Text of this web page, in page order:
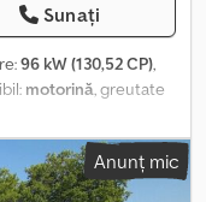
Sunați
96 kW (130,52 CP),
motorină, greutate
spațiului de încărcare:
mm, înălțime
a avut un accident,
Anunț mic